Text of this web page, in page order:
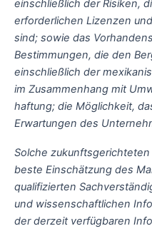
einschließlich der Risiken,
erforderlichen Lizenzen
sind; sowie das
Bestimmungen, die den
einschließlich der
im Zusammenhang mit
haftung; die Möglichkeit,
Erwartungen des
Solche
beste Einschätzung des
qualifizierten
und wissenschaftlichen
der derzeit verfügbaren